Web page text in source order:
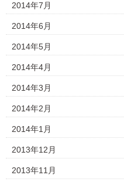
2014年7月
2014年6月
2014年5月
2014年4月
2014年3月
2014年2月
2014年1月
2013年12月
2013年11月